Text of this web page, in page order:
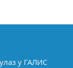
у ГАЛИС